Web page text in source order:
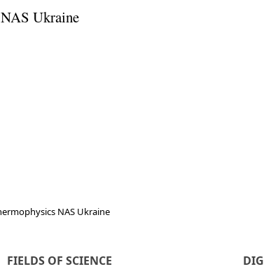
Ukraine
NAS Ukraine
FIELDS OF SCIENCE